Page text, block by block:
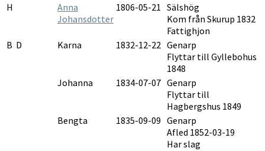
H
Anna
Johansdotter
1806-05-21 Sälshög
Kom från Skurup 1832
Fattighjon
B D
Karna 1832-12-22 Genarp
Flyttar till Gyllebohus
1848
Johanna
1834-07-07 Genarp
Flyttar till
Hagbergshus 1849
Bengta
1835-09-09 Genarp
Afled 1852-03-19
Har slag